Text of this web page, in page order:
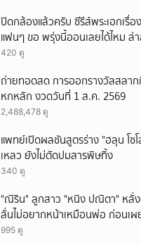
ปิดกล้องแล้วครับ ซีรีส์พระเอกเรื่อ
แฟนๆ ขอ พรุ่งนี้ออนเลยได้ไหม ล่า
แล้ว
420 ดู
ถ่ายทอดสด การออกรางวัลสลาก
หกหลัก งวดวันที่ 1 ส.ค. 2569
2,488,478 ดู
แพทย์เปิดผลชันสูตรร่าง "ฮลุน โซโ
เหลว ยังไม่ตัดปมสารพิษทิ้ง
340 ดู
"ณิริน" ลูกสาว "หนิง ปณิตา" หลั่ง
ลั่นไม่อยากหน้าเหมือนพ่อ ก่อนเ
995 ดู